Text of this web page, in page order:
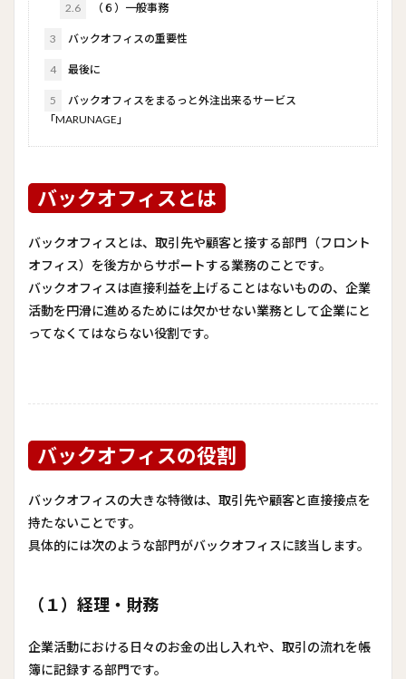
2.6 （６）一般事務
3 バックオフィスの重要性
4 最後に
5
バックオフィスをまるっと外注出来るサービス
「MARUNAGE」
バックオフィスとは
バックオフィスとは、取引先や顧客と接する部門（フロント
オフィス）を後方からサポートする業務のことです。
バックオフィスは直接利益を上げることはないものの、企業
活動を円滑に進めるためには欠かせない業務として企業にと
ってなくてはならない役割です。
バックオフィスの役割
バックオフィスの大きな特徴は、取引先や顧客と直接接点を
持たないことです。
具体的には次のような部門がバックオフィスに該当します。
（１）経理・財務
企業活動における日々のお金の出し入れや、取引の流れを帳
簿に記録する部門です。